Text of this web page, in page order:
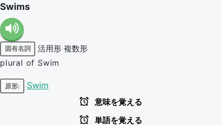
Swims
固有名詞 活用形 複数形
plural of Swim
原形: Swim
意味を覚える
単語を覚える